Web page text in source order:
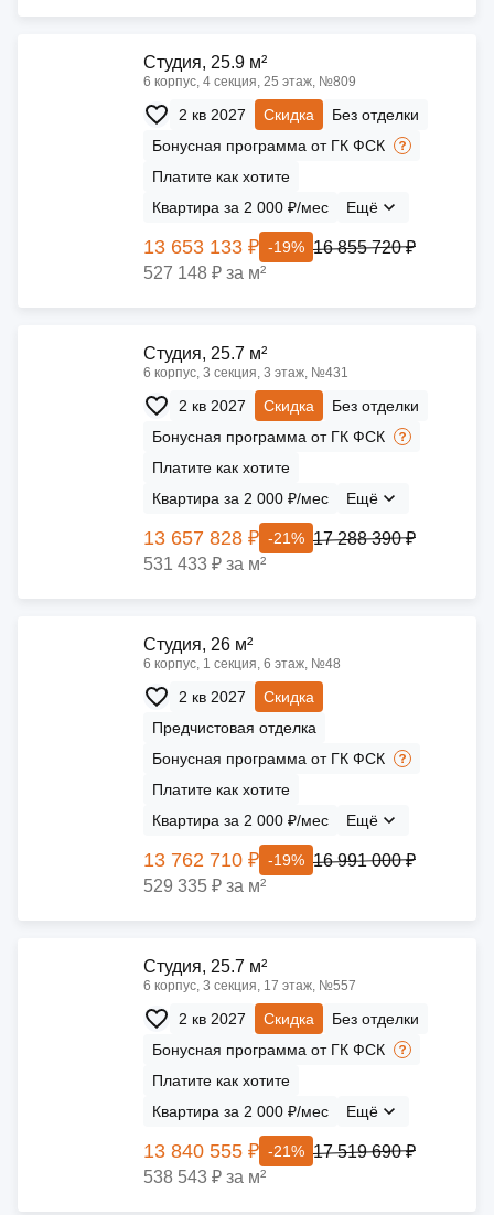
Cтудия, 25.9 м²
6 корпус, 4 секция, 25 этаж, №809
2 кв 2027 Скидка
Без отделки
Бонусная программа от ГК ФСК
Платите как хотите
Квартира за 2 000 ₽/мес
Ещё
13 653 133 ₽ -19% 16 855 720 ₽
527 148 ₽ за м²
Cтудия, 25.7 м²
6 корпус, 3 секция, 3 этаж, №431
2 кв 2027 Скидка
Без отделки
Бонусная программа от ГК ФСК
Платите как хотите
Квартира за 2 000 ₽/мес
Ещё
13 657 828 ₽ -21% 17 288 390 ₽
531 433 ₽ за м²
Cтудия, 26 м²
6 корпус, 1 секция, 6 этаж, №48
2 кв 2027
Скидка
Предчистовая отделка
Бонусная программа от ГК ФСК
Платите как хотите
Квартира за 2 000 ₽/мес
Ещё
13 762 710 ₽ -19% 16 991 000 ₽
529 335 ₽ за м²
Cтудия, 25.7 м²
6 корпус, 3 секция, 17 этаж, №557
2 кв 2027 Скидка
Без отделки
Бонусная программа от ГК ФСК
Платите как хотите
Квартира за 2 000 ₽/мес
Ещё
13 840 555 ₽ -21% 17 519 690 ₽
538 543 ₽ за м²